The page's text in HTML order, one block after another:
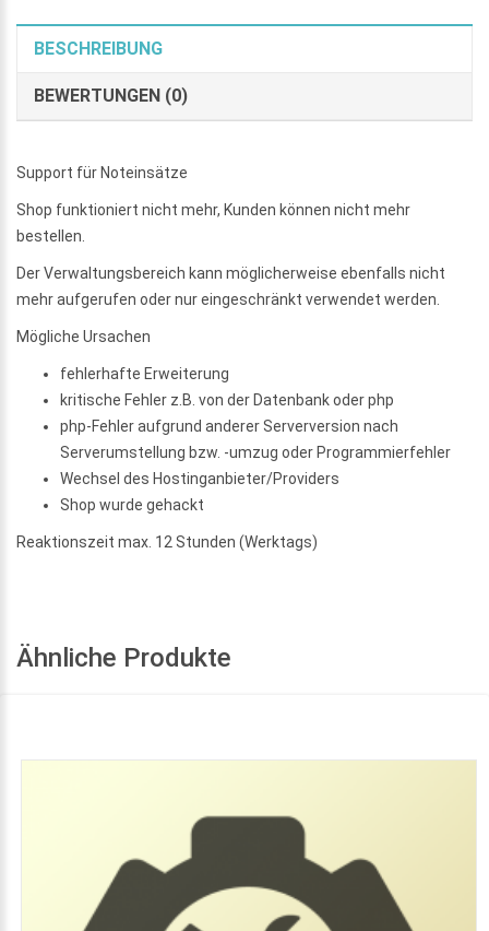
BESCHREIBUNG
BEWERTUNGEN (0)
Support für Noteinsätze
Shop funktioniert nicht mehr, Kunden können nicht mehr
bestellen.
Der Verwaltungsbereich kann möglicherweise ebenfalls nicht
mehr aufgerufen oder nur eingeschränkt verwendet werden.
Mögliche Ursachen
fehlerhafte Erweiterung
kritische Fehler z.B. von der Datenbank oder php
php-Fehler aufgrund anderer Serverversion nach
Serverumstellung bzw. -umzug oder Programmierfehler
Wechsel des Hostinganbieter/Providers
Shop wurde gehackt
Reaktionszeit max. 12 Stunden (Werktags)
Ähnliche Produkte